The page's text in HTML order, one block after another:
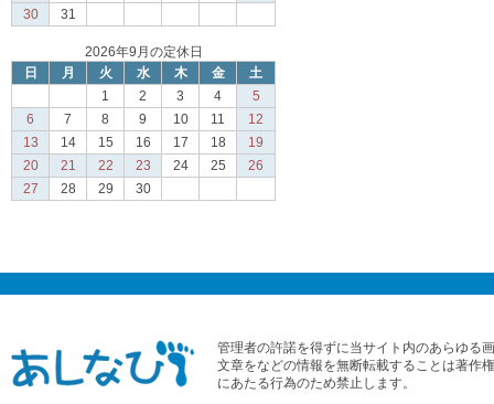
30
31
2026年9月の定休日
日
月 火 水 木 金
土
1
2 3 4
5
6
7 8 9 10 11
12
13
14 15 16 17 18
19
20
21 22 23 24 25
26
27
28 29 30
管理者の許諾を得ずに当サイト内のあらゆる
文章をなどの情報を無断転載することは著作
にあたる行為のため禁止します。